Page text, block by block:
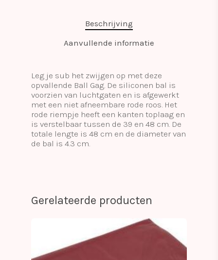
Beschrijving
Aanvullende informatie
Leg je sub het zwijgen op met deze
opvallende Ball Gag. De siliconen bal is
voorzien van luchtgaten en is afgewerkt
met een niet afneembare rode roos. Het
rode riempje heeft een kanten toplaag en
is verstelbaar tussen de 39 en 48 cm. De
totale lengte is 48 cm en de diameter van
de bal is 4.3 cm.
Gerelateerde producten